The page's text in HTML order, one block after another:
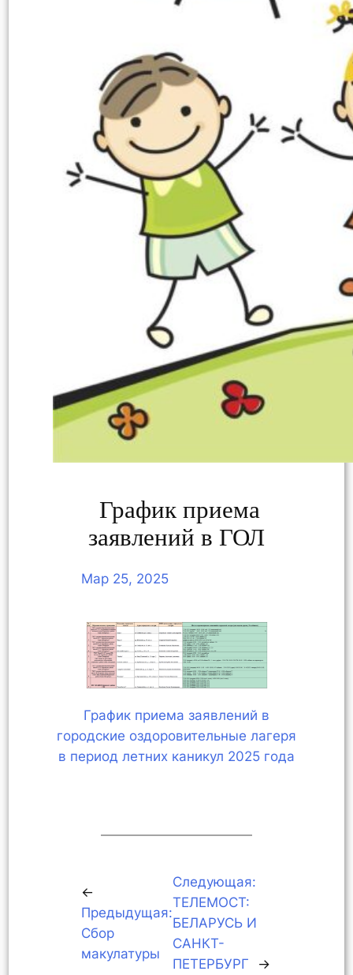
График приема
заявлений в ГОЛ
Мар 25, 2025
График приема заявлений в
городские оздоровительные лагеря
в период летних каникул 2025 года
←
Предыдущая:
Сбор
макулатуры
Следующая:
ТЕЛЕМОСТ:
БЕЛАРУСЬ И
САНКТ-
ПЕТЕРБУРГ
→